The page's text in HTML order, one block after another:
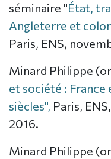
séminaire "État,
Angleterre et
Paris, ENS,
Minard Philippe
et société :
siècles", Paris,
2016.
Minard Philippe